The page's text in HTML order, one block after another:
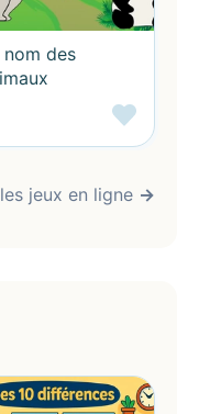
nom des
jeux en ligne →